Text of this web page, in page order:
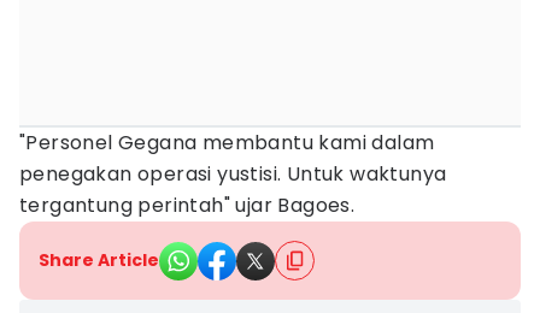
"Personel Gegana membantu kami dalam
penegakan operasi yustisi. Untuk waktunya
tergantung perintah" ujar Bagoes.
Share Article